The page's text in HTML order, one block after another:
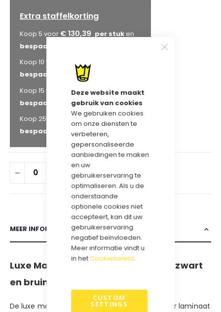
Deze website maakt
gebruik van cookies
We gebruiken cookies
om onze diensten te
verbeteren,
gepersonaliseerde
aanbiedingen te maken
en uw
gebruikerservaring te
optimaliseren. Als u de
onderstaande
optionele cookies niet
accepteert, kan dit uw
gebruikerservaring
negatief beïnvloeden.
Meer informatie vindt u
in hetCookiebeleid.
CUSTOM
SETTINGS
Extra staffelkorting
Koop 5 voor € 130,39
en
bespaar
Koop 10 voor
€ 126,27
bespaar
Koop 15 voor
€ 123,53
en
bespaar
Koop 25 voor
€ 116,66
bespaar
IN WINKELWAGEN
MEER INFORMATIE
Luxe Magneetdoos Eco in kraft wit, zwart
en bruin.
De luxe magneetdoos in eco-uitvoering, zonder laminaat